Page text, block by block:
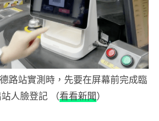
路站實測時，先要在屏幕前完成臨
人臉登記 （看看新聞）